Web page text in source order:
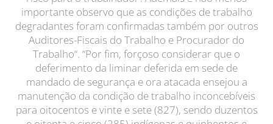
importante observo que as condições de trabalho
degradantes foram confirmadas também por outros
Auditores-Fiscais do Trabalho e Procurador do
Trabalho“. “Por fim, forçoso considerar que o
deferimento da liminar deferida em sede de
mandado de segurança e ora atacada ensejou a
manutenção da condição de trabalho inconcebíveis
para oitocentos e vinte e sete (827), sendo duzentos